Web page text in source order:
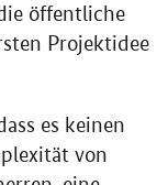
öffentliche
Projektidee
es keinen
von